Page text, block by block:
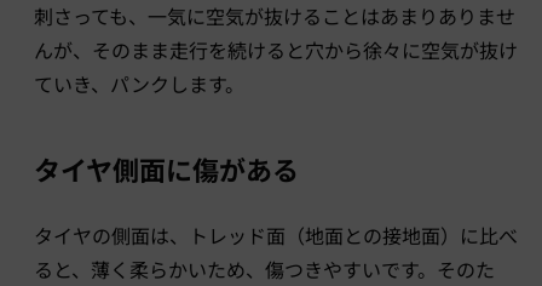
刺さっても、一気に空気が抜けることはあまりありませ
んが、そのまま走行を続けると穴から徐々に空気が抜け
ていき、パンクします。
タイヤ側面に傷がある
タイヤの側面は、トレッド面（地面との接地面）に比べ
ると、薄く柔らかいため、傷つきやすいです。そのた